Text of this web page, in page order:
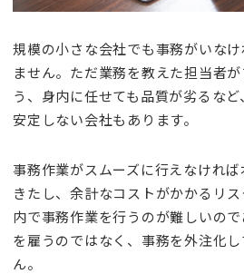
規模の小さな会社でも事務がいな
ません。ただ業務を教えた担当者
う、身内に任せても品質が劣るな
安定しない会社もあります。
事務作業がスムーズに行えなけれ
きたし、余計なコストがかかるリ
内で事務作業を行うのが難しいの
を雇うのではなく、事務を外注化
ん。